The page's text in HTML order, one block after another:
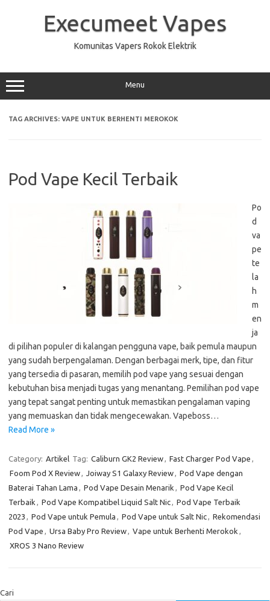
Execumeet Vapes
Komunitas Vapers Rokok Elektrik
Menu
TAG ARCHIVES: VAPE UNTUK BERHENTI MEROKOK
Pod Vape Kecil Terbaik
Po
d
va
pe
te
la
h
m
en
ja
di pilihan populer di kalangan pengguna vape, baik pemula maupun
yang sudah berpengalaman. Dengan berbagai merk, tipe, dan fitur
yang tersedia di pasaran, memilih pod vape yang sesuai dengan
kebutuhan bisa menjadi tugas yang menantang. Pemilihan pod vape
yang tepat sangat penting untuk memastikan pengalaman vaping
yang memuaskan dan tidak mengecewakan. Vapeboss…
Read More »
Category: Artikel Tag: Caliburn GK2 Review, Fast Charger Pod Vape ,
Foom Pod X Review, Joiway S1 Galaxy Review, Pod Vape dengan
Baterai Tahan Lama , Pod Vape Desain Menarik , Pod Vape Kecil
Terbaik , Pod Vape Kompatibel Liquid Salt Nic, Pod Vape Terbaik
2023 , Pod Vape untuk Pemula , Pod Vape untuk Salt Nic, Rekomendasi
Pod Vape , Ursa Baby Pro Review, Vape untuk Berhenti Merokok ,
XROS 3 Nano Review
Cari